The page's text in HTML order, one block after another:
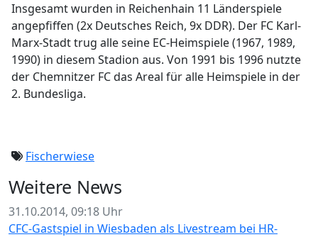
Insgesamt wurden in Reichenhain 11 Länderspiele
angepfiffen (2x Deutsches Reich, 9x DDR). Der FC Karl-
Marx-Stadt trug alle seine EC-Heimspiele (1967, 1989,
1990) in diesem Stadion aus. Von 1991 bis 1996 nutzte
der Chemnitzer FC das Areal für alle Heimspiele in der
2. Bundesliga.
Fischerwiese
Weitere News
31.10.2014, 09:18 Uhr
CFC-Gastspiel in Wiesbaden als Livestream bei HR-